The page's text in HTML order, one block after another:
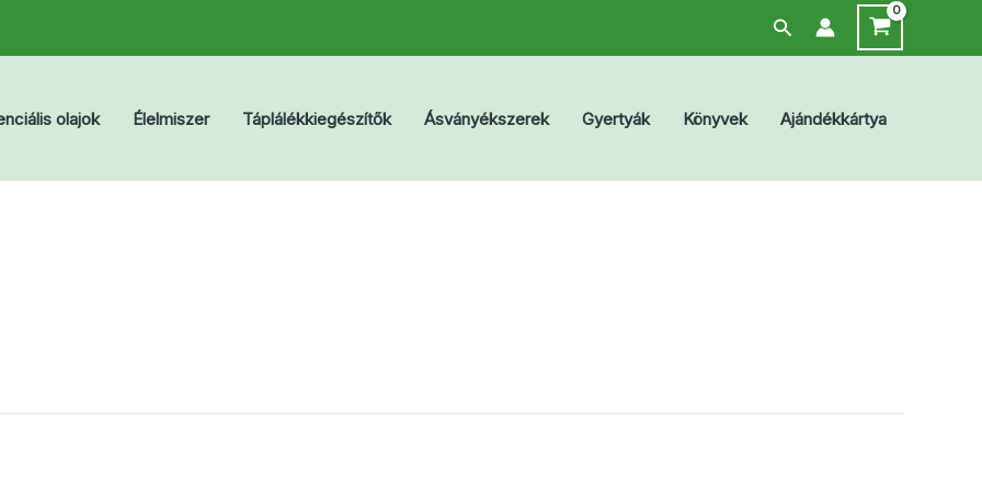
Search
olajok Élelmiszer Táplálékkiegészítők Ásványékszerek Gyertyák Könyvek Ajándékkártya